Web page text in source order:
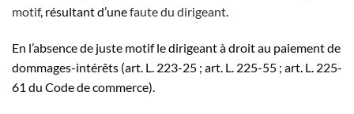
motif, résultant d’unefaute du dirigeant.
En l’absence de juste motif le dirigeant à droit au paiement de
dommages-intérêts (art. L. 223-25 ; art. L. 225-55 ; art. L. 225-
61 du Code de commerce).